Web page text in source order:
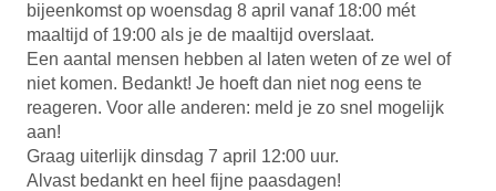
bijeenkomst op woensdag 8 april vanaf 18:00 mét
maaltijd of 19:00 als je de maaltijd overslaat.
Een aantal mensen hebben al laten weten of ze wel of
niet komen. Bedankt! Je hoeft dan niet nog eens te
reageren. Voor alle anderen: meld je zo snel mogelijk
aan!
Graag uiterlijk dinsdag 7 april 12:00 uur.
Alvast bedankt en heel fijne paasdagen!